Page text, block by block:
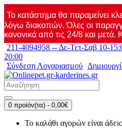
Το κατάστημα θα παραμείνει
λόγω διακοπών. Όλες οι
κανονικά από τις 24/8 και μετά.
211-4094958 -- Δε-Τετ-Σαβ 10-
20:00
Σύνδεση Λογαριασμού
0 προϊόν(τα) - 0,00€
Το καλάθι αγορών είναι